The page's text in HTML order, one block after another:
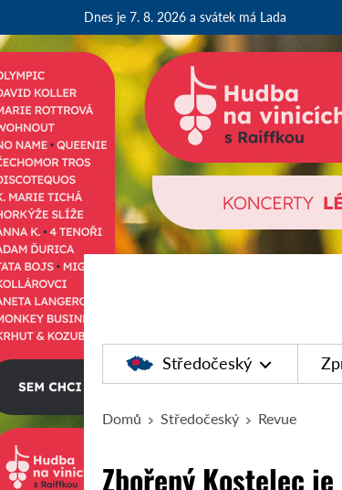
Dnes je 7. 8. 2026 a svátek má Lada
Středočeský
Domů Středočeský Revue
Zbořený Kostelec